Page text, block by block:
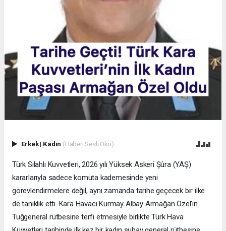
Erkek| Kadın (Haberi Sesli Oku)
Türk Silahlı Kuvvetleri, 2026 yılı Yüksek Askeri Şûra (YAŞ)
kararlarıyla sadece komuta kademesinde yeni
görevlendirmelere değil, aynı zamanda tarihe geçecek bir ilke
de tanıklık etti. Kara Havacı Kurmay Albay Armağan Özel'in
Tuğgeneral rütbesine terfi etmesiyle birlikte Türk Hava